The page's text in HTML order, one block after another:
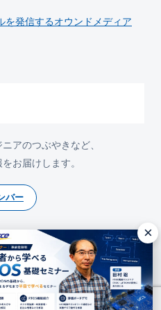
を発信するオウンドメディア
アのつぶやきなど、
お届けします。
バー
びその他の国における登録商標で
氏およびThe GIMPによるもので
×